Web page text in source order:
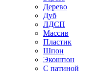
Дерево
Дуб
ЛДСП
Массив
Пластик
Шпон
Экошпон
С патиной